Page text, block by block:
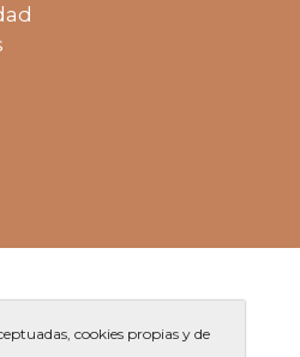
cookies propias y de